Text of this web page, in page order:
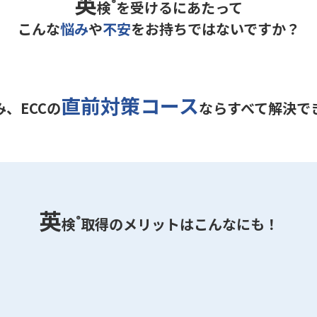
検®を受けるにあたって
こんな悩みや不安をお持ちではないですか？
ECCの直前対策コースならすべて解決で
英検®取得のメリットはこんなにも！